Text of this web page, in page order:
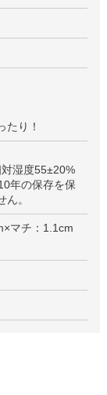
たり！
湿度55±20%
年の保存を保
。
マチ：1.1cm